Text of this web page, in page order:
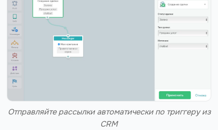
Отправляйте рассылки автоматически по триггеру из
CRM